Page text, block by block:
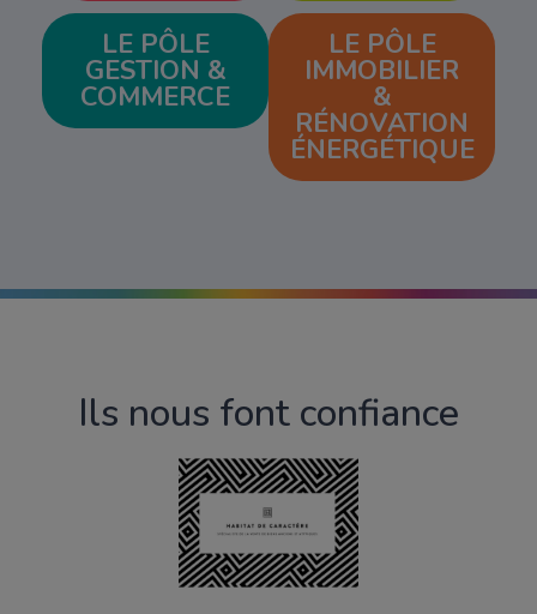
LE PÔLE
GESTION &
COMMERCE
LE PÔLE
IMMOBILIER
&
RÉNOVATION
ÉNERGÉTIQUE
Ils nous font confiance